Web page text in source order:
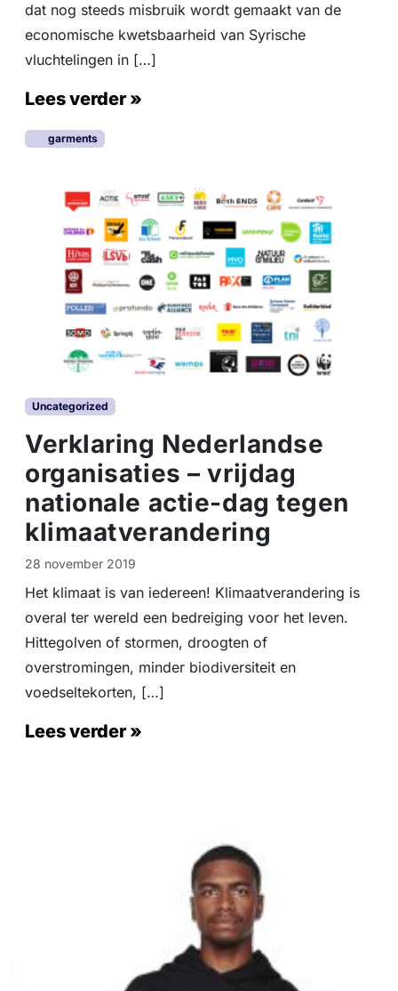
dat nog steeds misbruik wordt gemaakt van de
economische kwetsbaarheid van Syrische
vluchtelingen in […]
Lees verder »
garments
Uncategorized
Verklaring Nederlandse
organisaties – vrijdag
nationale actie-dag tegen
klimaatverandering
28 november 2019
Het klimaat is van iedereen! Klimaatverandering is
overal ter wereld een bedreiging voor het leven.
Hittegolven of stormen, droogten of
overstromingen, minder biodiversiteit en
voedseltekorten, […]
Lees verder »